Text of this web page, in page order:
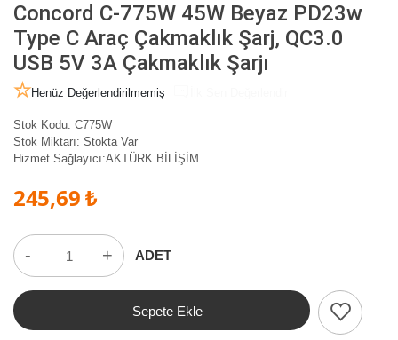
Concord C-775W 45W Beyaz PD23w
Type C Araç Çakmaklık Şarj, QC3.0
USB 5V 3A Çakmaklık Şarjı
Henüz Değerlendirilmemiş
Stok Kodu: C775W
Stok Miktarı: Stokta Var
Hizmet Sağlayıcı:AKTÜRK BİLİŞİM
245,69 ₺
- + ADET
Sepete Ekle